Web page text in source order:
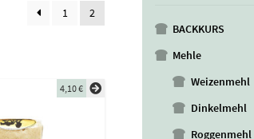
1 2
4,10€
BACKKURS
Mehle
Weizenmehl
Dinkelmehl
Roggenmehl